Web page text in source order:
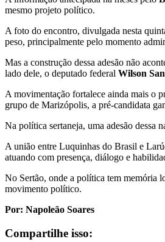
mesmo projeto político.
A foto do encontro, divulgada nesta
peso, principalmente pelo momento
Mas a construção dessa adesão não
lado dele, o deputado federal Wilson
A movimentação fortalece ainda mais o
grupo de Marizópolis, a pré-candidata
Na política sertaneja, uma adesão dessa
A união entre Luquinhas do Brasil e
atuando com presença, diálogo e
No Sertão, onde a política tem memória
movimento político.
Por: Napoleão Soares
Compartilhe isso: